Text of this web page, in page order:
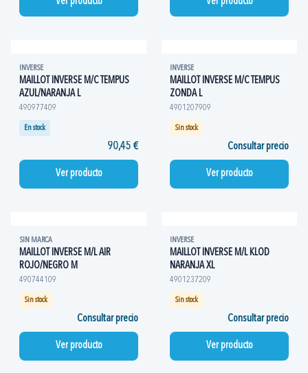
INVERSE
MAILLOT INVERSE M/C TEMPUS
AZUL/NARANJA L
490977409
En stock
90,45 €
Ver producto
INVERSE
MAILLOT INVERSE M/C TEMPUS
ZONDA L
4901207909
Sin stock
Consultar precio
Ver producto
SIN MARCA
MAILLOT INVERSE M/L AIR
ROJO/NEGRO M
490744109
Sin stock
Consultar precio
Ver producto
INVERSE
MAILLOT INVERSE M/L KLOD
NARANJA XL
4901237209
Sin stock
Consultar precio
Ver producto